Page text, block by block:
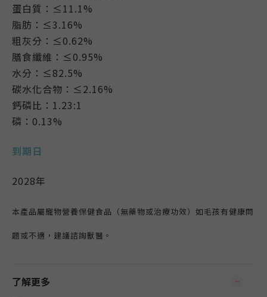
蛋白質：≤11.1%
脂肪：≤3.16%
粗灰分：≤0.62%
膳食纖維：≤0.95%
水分：≤82.5%
碳水化合物：≤2.16%
鈣磷比：1.23:1
磷：0.13%
到期日
2028年
本產品屬寵物營養保健食品（無藥物或治療功效）如毛孩有健康問
題或不適，建議諮詢獸醫。
了解更多